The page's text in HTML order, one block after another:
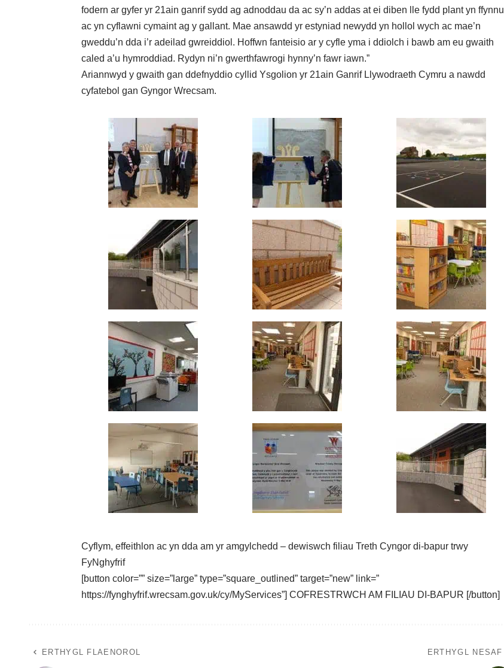
fodern ar gyfer yr 21ain ganrif sydd ag adnoddau da ac sy’n addas at ei diben lle fydd plant yn ffynnu
ac yn cyflawni cymaint ag y gallant. Mae ansawdd yr estyniad newydd yn hollol wych ac mae’n
gweddu’n dda i’r adeilad gwreiddiol. Hoffwn fanteisio ar y cyfle yma i ddiolch i bawb am eu gwaith
caled a’u hymroddiad. Rydyn ni’n gwerthfawrogi hynny’n fawr iawn.”
Ariannwyd y gwaith gan ddefnyddio cyllid Ysgolion yr 21ain Ganrif Llywodraeth Cymru a nawdd
cyfatebol gan Gyngor Wrecsam.
Cyflym, effeithlon ac yn dda am yr amgylchedd – dewiswch filiau Treth Cyngor di-bapur trwy
FyNghyfrif
[button color=”” size=”large” type=”square_outlined” target=”new” link=”
https://fynghyfrif.wrecsam.gov.uk/cy/MyServices”] COFRESTRWCH AM FILIAU DI-BAPUR [/button]
ERTHYGL FLAENOROL ERTHYGL NESAF